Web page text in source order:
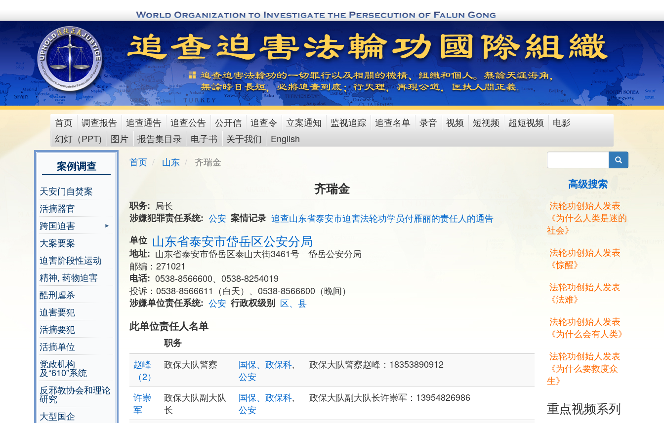
to
content
main
menu
首页 调查报告 追查通告 追查公告 公开信 追查令 立案通知 监视追踪 追查名单 录音 视频 短视频 超短视频
电影
幻灯（PPT)
图片 报告集目录 电子书 关于我们 English
案例调查
天安门自焚案
活摘器官
跨国迫害
大案要案
迫害阶段性运动
精神, 药物迫害
酷刑虐杀
迫害要犯
活摘要犯
活摘单位
党政机构
及“610”系统
反邪教协会和理论
研究
大型国企
首页 山东 齐瑞金
齐瑞金
职务
局长
涉嫌犯罪责任系统
公安 案情记录 追查山东省泰安市迫害法轮功学员付雁丽的责任人的通告
单位 山东省泰安市岱岳区公安分局
地址
山东省泰安市岱岳区泰山大街3461号 岱岳公安分局
邮编：271021
电话
0538-8566600、0538-8254019
投诉：0538-8566611（白天）、0538-8566600（晚间）
涉嫌单位责任系统
公安 行政权级别 区、县
此单位责任人名单
职务
赵峰
（2）
政保大队警察 国保、政保科,
公安
政保大队警察赵峰：18353890912
许崇
军
政保大队副大队
长
国保、政保科,
公安
政保大队副大队长许崇军：13954826986
搜索
高级搜索
法轮功创始人发表
《为什么人类是迷的
社会》
法轮功创始人发表
《惊醒》
法轮功创始人发表
《法难》
法轮功创始人发表
《为什么会有人类》
法轮功创始人发表
《为什么要救度众
生》
重点视频系列